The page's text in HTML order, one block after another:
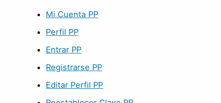
Mi Cuenta PP
Perfil PP
Entrar PP
Registrarse PP
Editar Perfil PP